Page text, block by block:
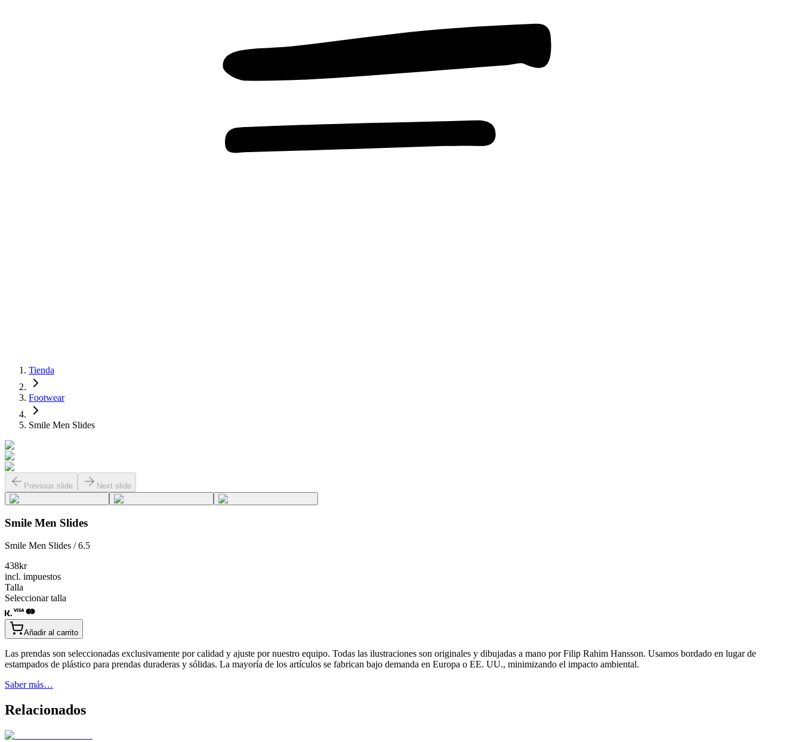
Tienda
Footwear
Smile Men Slides
Previous slide Next slide
Smile Men Slides
Smile Men Slides / 6.5
438kr
incl. impuestos
Talla
Seleccionar talla
Añadir al carrito
Las prendas son seleccionadas exclusivamente por calidad y ajuste por nuestro equipo. Todas las ilustraciones son originales y dibujadas a mano por Filip Rahim Hansson. Usamos bordado en lugar de
estampados de plástico para prendas duraderas y sólidas. La mayoría de los artículos se fabrican bajo demanda en Europa o EE. UU., minimizando el impacto ambiental.
Saber más…
Relacionados